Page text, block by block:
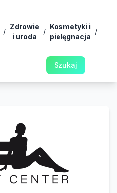
/
Zdrowie
i uroda
/
Kosmetyki i
pielęgnacja
/
Szukaj